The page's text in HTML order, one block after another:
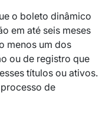
o boleto dinâmico
em até seis meses
menos um dos
ou de registro que
títulos ou ativos.
de